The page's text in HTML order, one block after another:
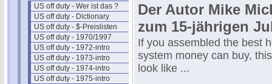
US off duty - Wer ist das ?
US off duty - Dictionary
US off duty - $-Preislisten
US off duty - 1970/1997
US off duty - 1972-intro
US off duty - 1973-intro
US off duty - 1974-intro
US off duty - 1975-intro
Der Autor Mike
zum 15-jährigen
If you assembled the best
system money can buy,
look like ...